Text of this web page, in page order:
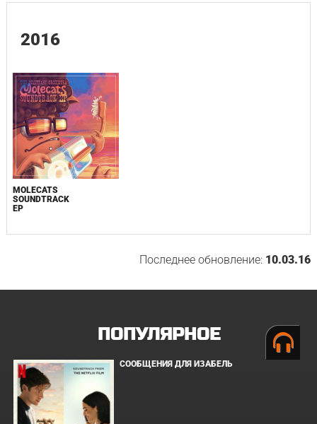
2016
MOLECATS
SOUNDTRACK
EP
Последнее обновление: 10.03.16
ПОПУЛЯРНОЕ
СООБЩЕНИЯ ДЛЯ ИЗАБЕЛЬ